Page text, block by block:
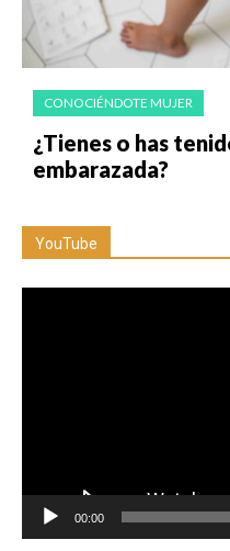
CONOCIÉNDOTE MUJER
¿Tienes o has
embarazada?
YouTube
00:00